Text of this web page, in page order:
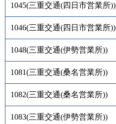
1045(三重交通(四日市営業所))
1046(三重交通(四日市営業所))
1048(三重交通(伊勢営業所))
1081(三重交通(桑名営業所))
1082(三重交通(桑名営業所))
1083(三重交通(伊勢営業所))